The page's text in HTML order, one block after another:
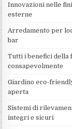
Innovazioni nelle
esterne
Arredamento per
bar
Tutti i benefici della
consapevolmente
Giardino eco-
aperta
Sistemi di
integri e sicuri